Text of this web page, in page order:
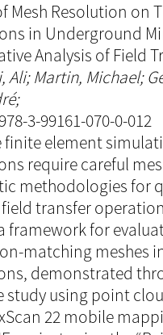
Mesh Resolution on
in Underground
Analysis of Field
Ali; Martin, Michael;
3-99161-070-0-012
finite element
require careful
methodologies for
transfer
framework for
matching meshes
demonstrated
study using point
22 mobile